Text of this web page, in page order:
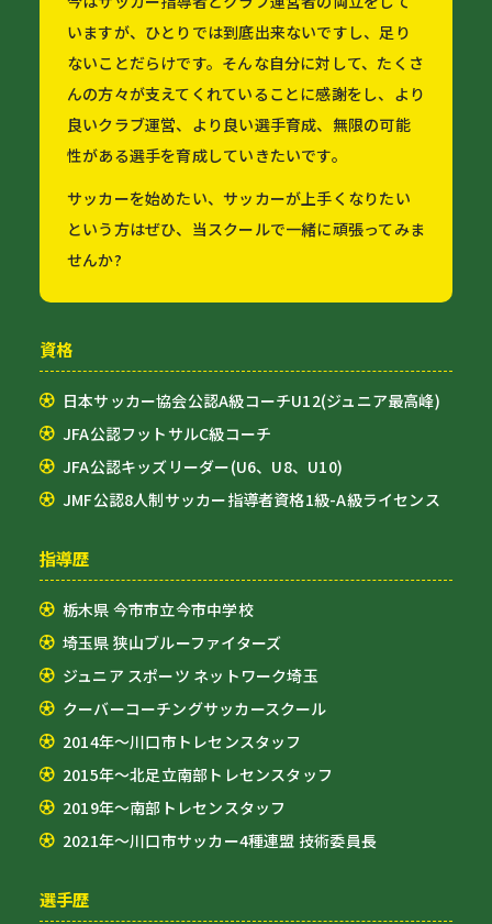
いますが、ひとりでは到底出来ないですし、足り
ないことだらけです。そんな自分に対して、たくさ
んの方々が支えてくれていることに感謝をし、より
良いクラブ運営、より良い選手育成、無限の可能
性がある選手を育成していきたいです。
サッカーを始めたい、サッカーが上手くなりたい
という方はぜひ、当スクールで一緒に頑張ってみま
せんか?
資格
日本サッカー協会公認A級コーチU12(ジュニア最高峰)
JFA公認フットサルC級コーチ
JFA公認キッズリーダー(U6、U8、U10)
JMF公認8人制サッカー指導者資格1級-A級ライセンス
指導歴
栃木県 今市市立今市中学校
埼玉県 狭山ブルーファイターズ
ジュニア スポーツ ネットワーク埼玉
クーバーコーチングサッカースクール
2014年～川口市トレセンスタッフ
2015年～北足立南部トレセンスタッフ
2019年～南部トレセンスタッフ
2021年～川口市サッカー4種連盟 技術委員長
選手歴